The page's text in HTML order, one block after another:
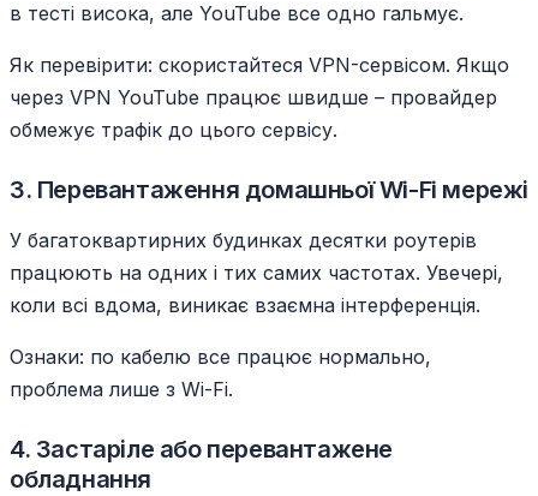
в тесті висока, але YouTube все одно гальмує.
Як перевірити: скористайтеся VPN-сервісом. Якщо
через VPN YouTube працює швидше – провайдер
обмежує трафік до цього сервісу.
3. Перевантаження домашньої Wi-Fi мережі
У багатоквартирних будинках десятки роутерів
працюють на одних і тих самих частотах. Увечері,
коли всі вдома, виникає взаємна інтерференція.
Ознаки: по кабелю все працює нормально,
проблема лише з Wi-Fi.
4. Застаріле або перевантажене
обладнання